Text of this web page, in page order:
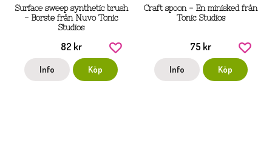
Surface sweep synthetic brush
- Borste från Nuvo Tonic
Studios
82 kr
Info Köp
Craft spoon - En minisked från
Tonic Studios
75 kr
Info Köp